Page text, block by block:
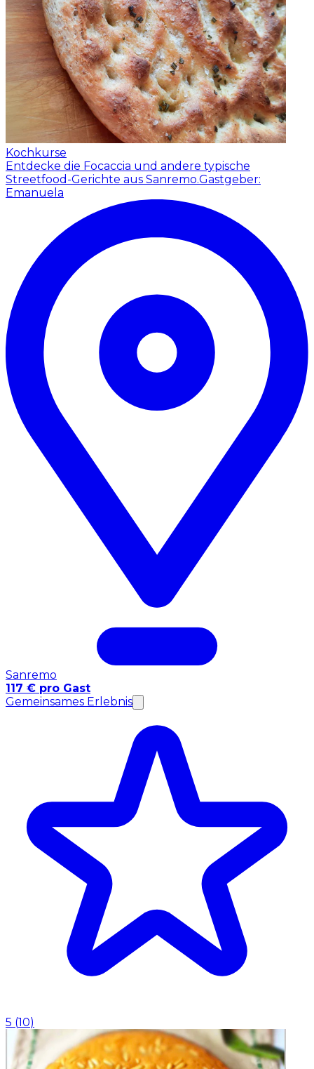
Kochkurse
Entdecke die Focaccia und andere typische
Streetfood-Gerichte aus Sanremo.Gastgeber:
Emanuela
Sanremo
117 € pro Gast
Gemeinsames Erlebnis
5 (10)